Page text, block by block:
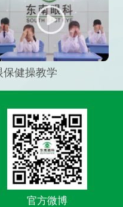
保健操教学
官方微博